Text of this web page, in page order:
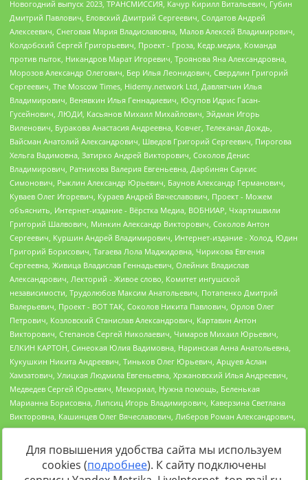
https://minjust.gov.ru/uploaded/files/reestr-
Для повышения удобства сайта мы используем
cookies (подробнее). К сайту подключены